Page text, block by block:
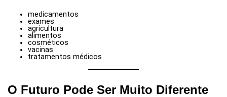
medicamentos
exames
agricultura
alimentos
cosméticos
vacinas
tratamentos médicos
O Futuro Pode Ser Muito Diferente